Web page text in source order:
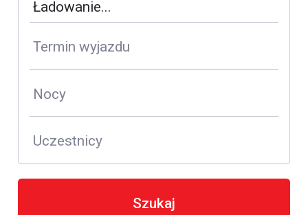
Termin wyjazdu
Nocy
Uczestnicy
Szukaj